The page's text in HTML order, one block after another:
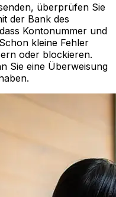
überprüfen Sie
der Bank des
Kontonummer und
kleine Fehler
oder blockieren.
Sie eine Überweisung